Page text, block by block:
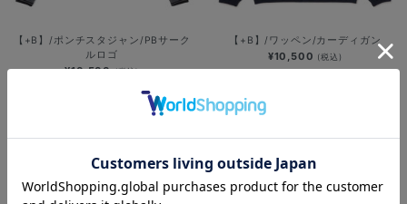
【+B】/ポンチスタジャン/PBサーク
ルロゴ
¥10,500(税込)
【+B】/ワッペン/カーディガン
¥10,500 (税込)